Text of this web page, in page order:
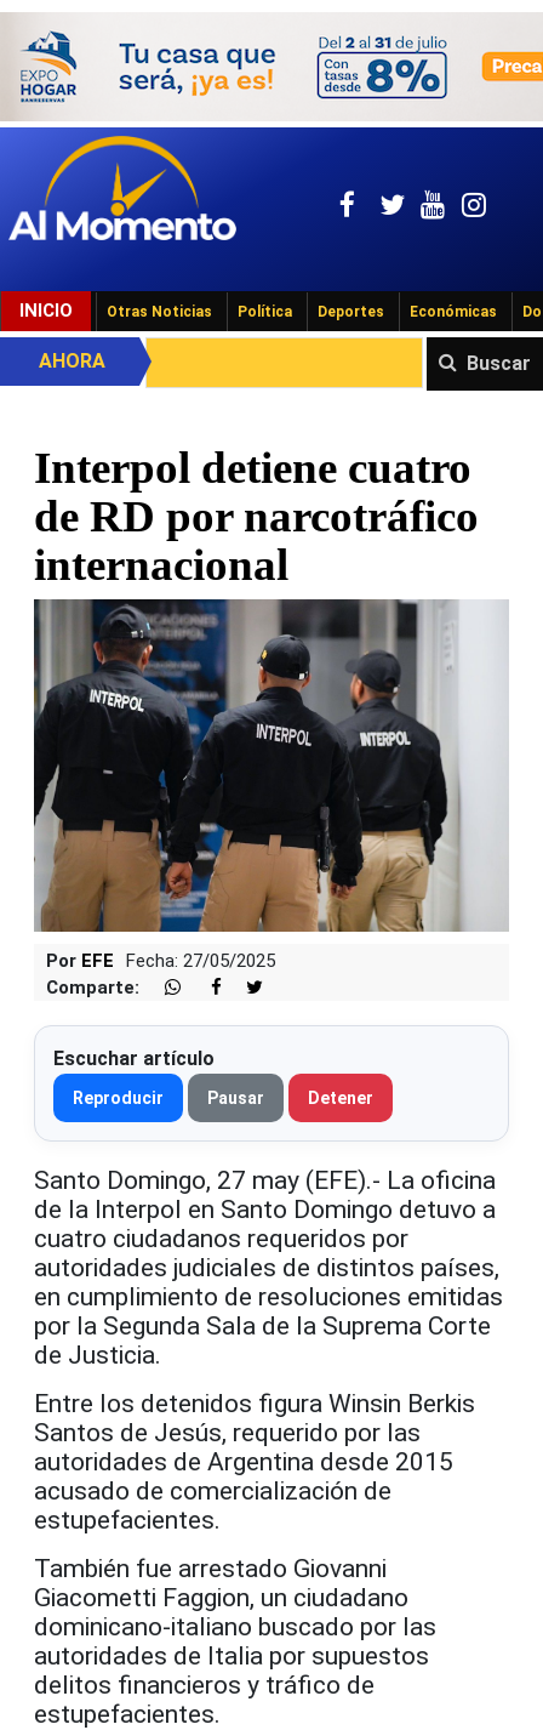
INICIO Otras Noticias Política Deportes Económicas
Buscar
AHORA
Interpol detiene cuatro
de RD por narcotráfico
internacional
Por EFE
Fecha: 27/05/2025
Comparte:
Escuchar artículo
Reproducir Pausar Detener
Santo Domingo, 27 may (EFE).- La oficina
de la Interpol en Santo Domingo detuvo a
cuatro ciudadanos requeridos por
autoridades judiciales de distintos países,
en cumplimiento de resoluciones emitidas
por la Segunda Sala de la Suprema Corte
de Justicia.
Entre los detenidos figura Winsin Berkis
Santos de Jesús, requerido por las
autoridades de Argentina desde 2015
acusado de comercialización de
estupefacientes.
También fue arrestado Giovanni
Giacometti Faggion, un ciudadano
dominicano-italiano buscado por las
autoridades de Italia por supuestos
delitos financieros y tráfico de
estupefacientes.